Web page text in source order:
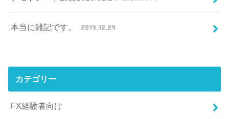
本当に雑記です。 2019.12.29
カテゴリー
FX経験者向け